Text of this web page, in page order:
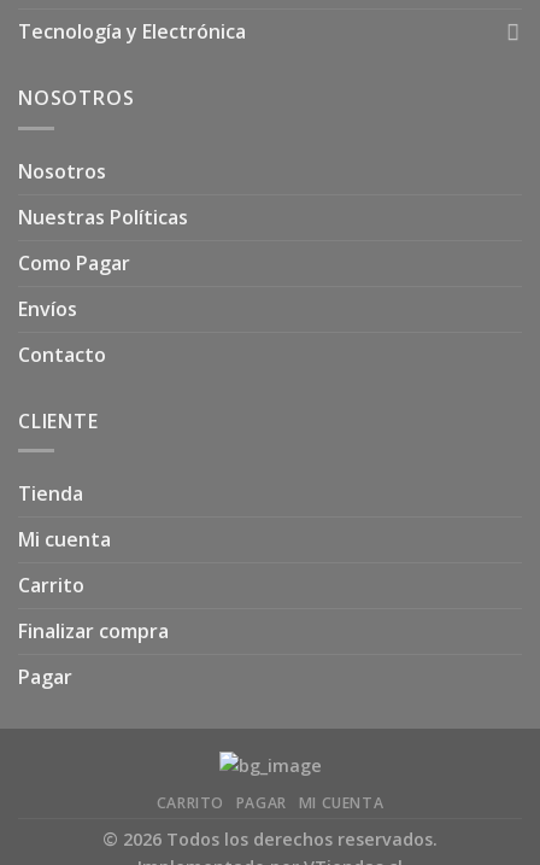
Tecnología y Electrónica
NOSOTROS
Nosotros
Nuestras Políticas
Como Pagar
Envíos
Contacto
CLIENTE
Tienda
Mi cuenta
Carrito
Finalizar compra
Pagar
CARRITO PAGAR MI CUENTA
© 2026 Todos los derechos reservados.